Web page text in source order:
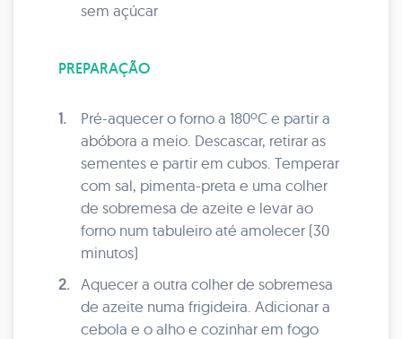
sem açúcar
PREPARAÇÃO
1.
Pré-aquecer o forno a 180ºC e partir a
abóbora a meio. Descascar, retirar as
sementes e partir em cubos. Temperar
com sal, pimenta-preta e uma colher
de sobremesa de azeite e levar ao
forno num tabuleiro até amolecer (30
minutos)
2.
Aquecer a outra colher de sobremesa
de azeite numa frigideira. Adicionar a
cebola e o alho e cozinhar em fogo